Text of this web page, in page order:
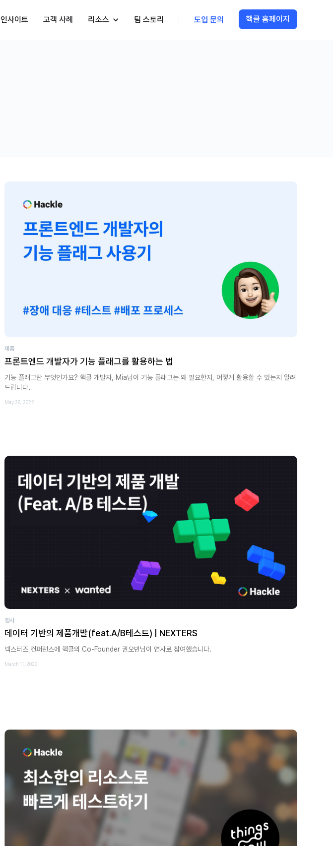
인사이트 고객 사례 리소스 팀 스토리 도입 문의 핵클 홈페이지
제품
프론트엔드 개발자가 기능 플래그를 활용하는 법
기능 플래그란 무엇인가요? 핵클 개발자, Mia님이 기능 플래그는 왜 필요한지, 어떻게 활용할 수 있는지 알려
드립니다.
May 26, 2022
행사
데이터 기반의 제품개발(feat.A/B테스트) | NEXTERS
넥스터즈 컨퍼런스에 핵클의 Co-Founder 권오빈님이 연사로 참여했습니다.
March 11, 2022